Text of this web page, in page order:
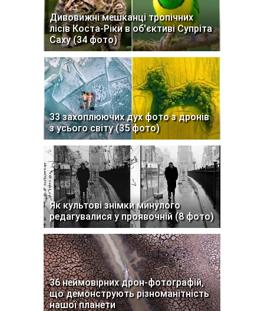
Дивовижні мешканці тропічних
лісів Коста-Ріки в об'єктиві Супріта
Саху (34 фото)
33 захоплюючих дух фото з дронів
з усього світу (35 фото)
Як культові знімки минулого
редагувалися у проявочній (8 фото)
36 неймовірних дрон-фотографій,
що демонструють різноманітність
нашої планети